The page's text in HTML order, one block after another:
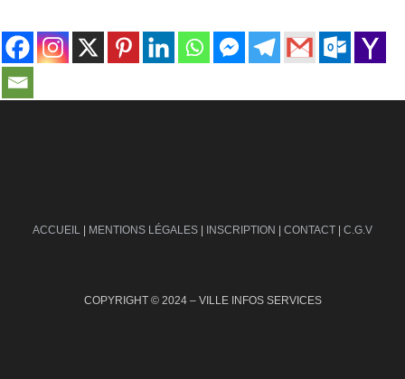
ACCUEIL | MENTIONS LÉGALES | INSCRIPTION | CONTACT | C.G.V
COPYRIGHT © 2024 – VILLE INFOS SERVICES